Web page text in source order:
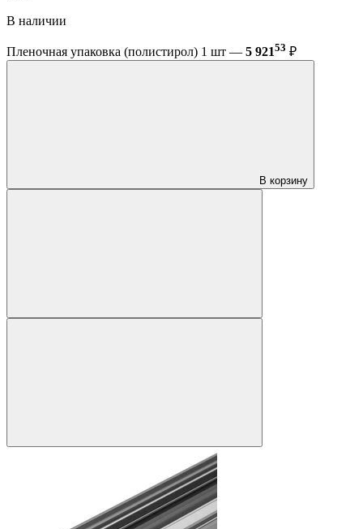
В наличии
Пленочная упаковка (полистирол) 1 шт — 5 92153 ₽
В корзину